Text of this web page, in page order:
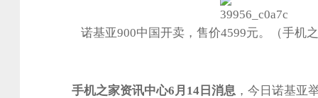
诺基亚900中国开卖，售价4599元。（手机
手机之家资讯中心6月14日消息 ，今日诺基亚